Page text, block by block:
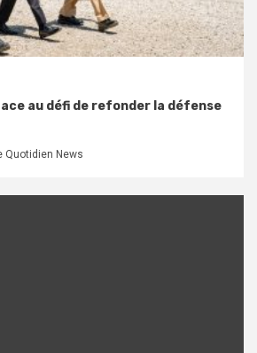
au défi de refonder la défense
Quotidien News